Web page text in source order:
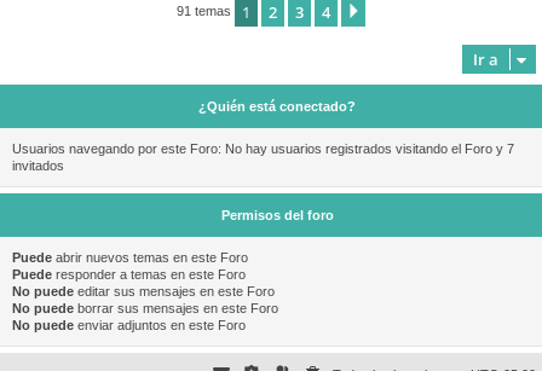
91 temas 1 2 3 4
Ir a
¿Quién está conectado?
Usuarios navegando por este Foro: No hay usuarios registrados visitando el Foro y 7
invitados
Permisos del foro
Puede abrir nuevos temas en este Foro
Puede responder a temas en este Foro
No puede editar sus mensajes en este Foro
No puede borrar sus mensajes en este Foro
No puede enviar adjuntos en este Foro